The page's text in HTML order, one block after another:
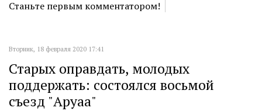
Станьте первым комментатором!
Вторник, 18 февраля 2020 17:41
Старых оправдать, молодых
поддержать: состоялся восьмой
съезд "Аруаа"